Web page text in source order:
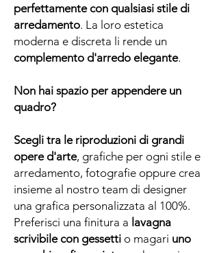
perfettamente con qualsiasi stile di
arredamento. La loro estetica
moderna e discreta li rende un
complemento d'arredo elegante.
Non hai spazio per appendere un
quadro?
Scegli tra le riproduzioni di grandi
opere d'arte, grafiche per ogni stile e
arredamento, fotografie oppure crea
insieme al nostro team di designer
una grafica personalizzata al 100%.
Preferisci una finitura a lavagna
scrivibile con gessetti o magari uno